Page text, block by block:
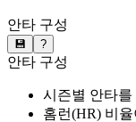
안타 구성
💾 ?
안타 구성
시즌별 안타를
홈런(HR) 비